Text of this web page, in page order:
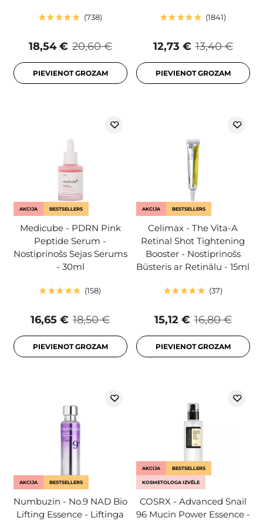
738
20,60 €
18,54 €
PIEVIENOT GROZAM
1841
13,40 €
12,73 €
PIEVIENOT GROZAM
AKCIJA BESTSELLERS
Medicube - PDRN Pink
Peptide Serum -
Nostiprinošs Sejas Serums
- 30ml
158
18,50 €
16,65 €
PIEVIENOT GROZAM
AKCIJA BESTSELLERS
Celimax - The Vita-A
Retinal Shot Tightening
Booster - Nostiprinošs
Būsteris ar Retinālu - 15ml
37
16,80 €
15,12 €
PIEVIENOT GROZAM
AKCIJA BESTSELLERS
Numbuzin - No.9 NAD Bio
Lifting Essence - Liftinga
AKCIJA BESTSELLERS
KOSMETOLOGA IZVĒLE
COSRX - Advanced Snail
96 Mucin Power Essence -